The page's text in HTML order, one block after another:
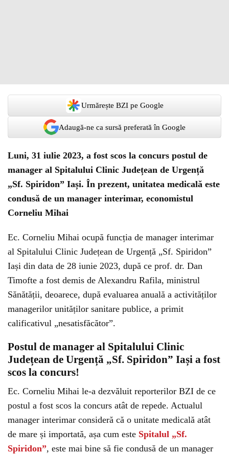
Urmărește BZI pe Google
Adaugă-ne ca sursă preferată în Google
Luni, 31 iulie 2023, a fost scos la concurs postul de
manager al Spitalului Clinic Județean de Urgență
„Sf. Spiridon” Iași. În prezent, unitatea medicală este
condusă de un manager interimar, economistul
Corneliu Mihai
Ec. Corneliu Mihai ocupă funcția de manager interimar
al Spitalului Clinic Județean de Urgență „Sf. Spiridon”
Iași din data de 28 iunie 2023, după ce prof. dr. Dan
Timofte a fost demis de Alexandru Rafila, ministrul
Sănătății, deoarece, după evaluarea anuală a activităților
managerilor unităților sanitare publice, a primit
calificativul „nesatisfăcător”.
Postul de manager al Spitalului Clinic
Județean de Urgență „Sf. Spiridon” Iași a fost
scos la concurs!
Ec. Corneliu Mihai le-a dezvăluit reporterilor BZI de ce
postul a fost scos la concurs atât de repede. Actualul
manager interimar consideră că o unitate medicală atât
de mare și importată, așa cum este Spitalul „Sf.
Spiridon”, este mai bine să fie condusă de un manager